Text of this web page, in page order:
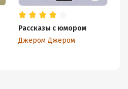
Рассказы с юмором
Джером Джером